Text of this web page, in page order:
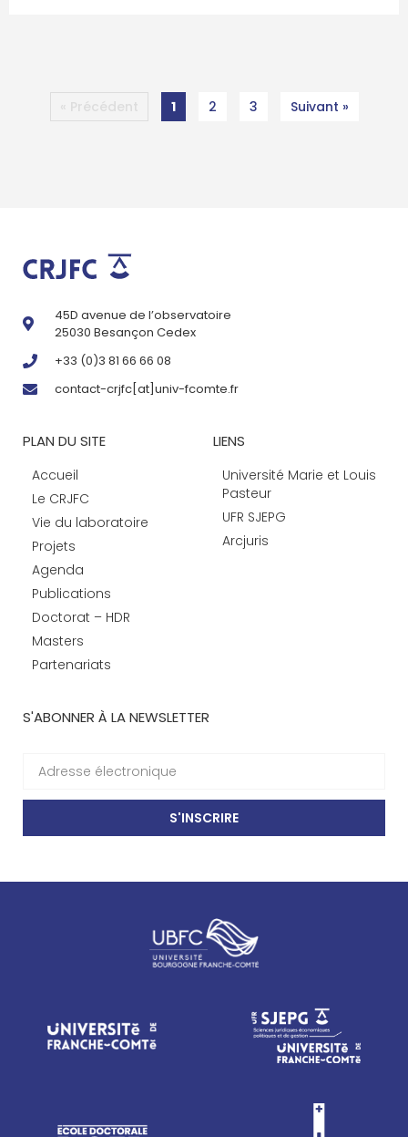
1 2 3 Suivant »
45D avenue de l’observatoire
25030 Besançon Cedex
+33 (0)3 81 66 66 08
contact-crjfc[at]univ-fcomte.fr
PLAN DU SITE
Accueil
Le CRJFC
Vie du laboratoire
Projets
Agenda
Publications
Doctorat – HDR
Masters
Partenariats
LIENS
Université Marie et Louis
Pasteur
UFR SJEPG
Arcjuris
S'ABONNER À LA NEWSLETTER
S'INSCRIRE